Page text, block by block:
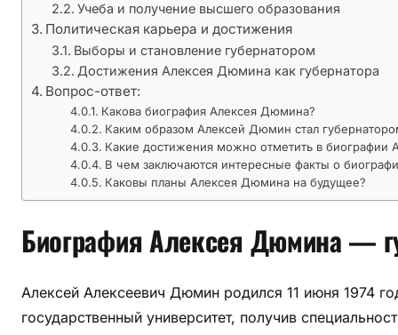
а
т
и
—
о
Учеба и получение высшего образования
Политическая карьера и достижения
Выборы и становление губернатором
Достижения Алексея Дюмина как губернатора
Вопрос-ответ:
Какова биография Алексея Дюмина?
Каким образом Алексей Дюмин стал
Какие достижения можно отметить в биографии
В чем заключаются интересные факты о
Каковы планы Алексея Дюмина на будущее?
Биография Алексея Дюмина —
Алексей Алексеевич Дюмин родился 11 июня 1974
государственный университет, получив